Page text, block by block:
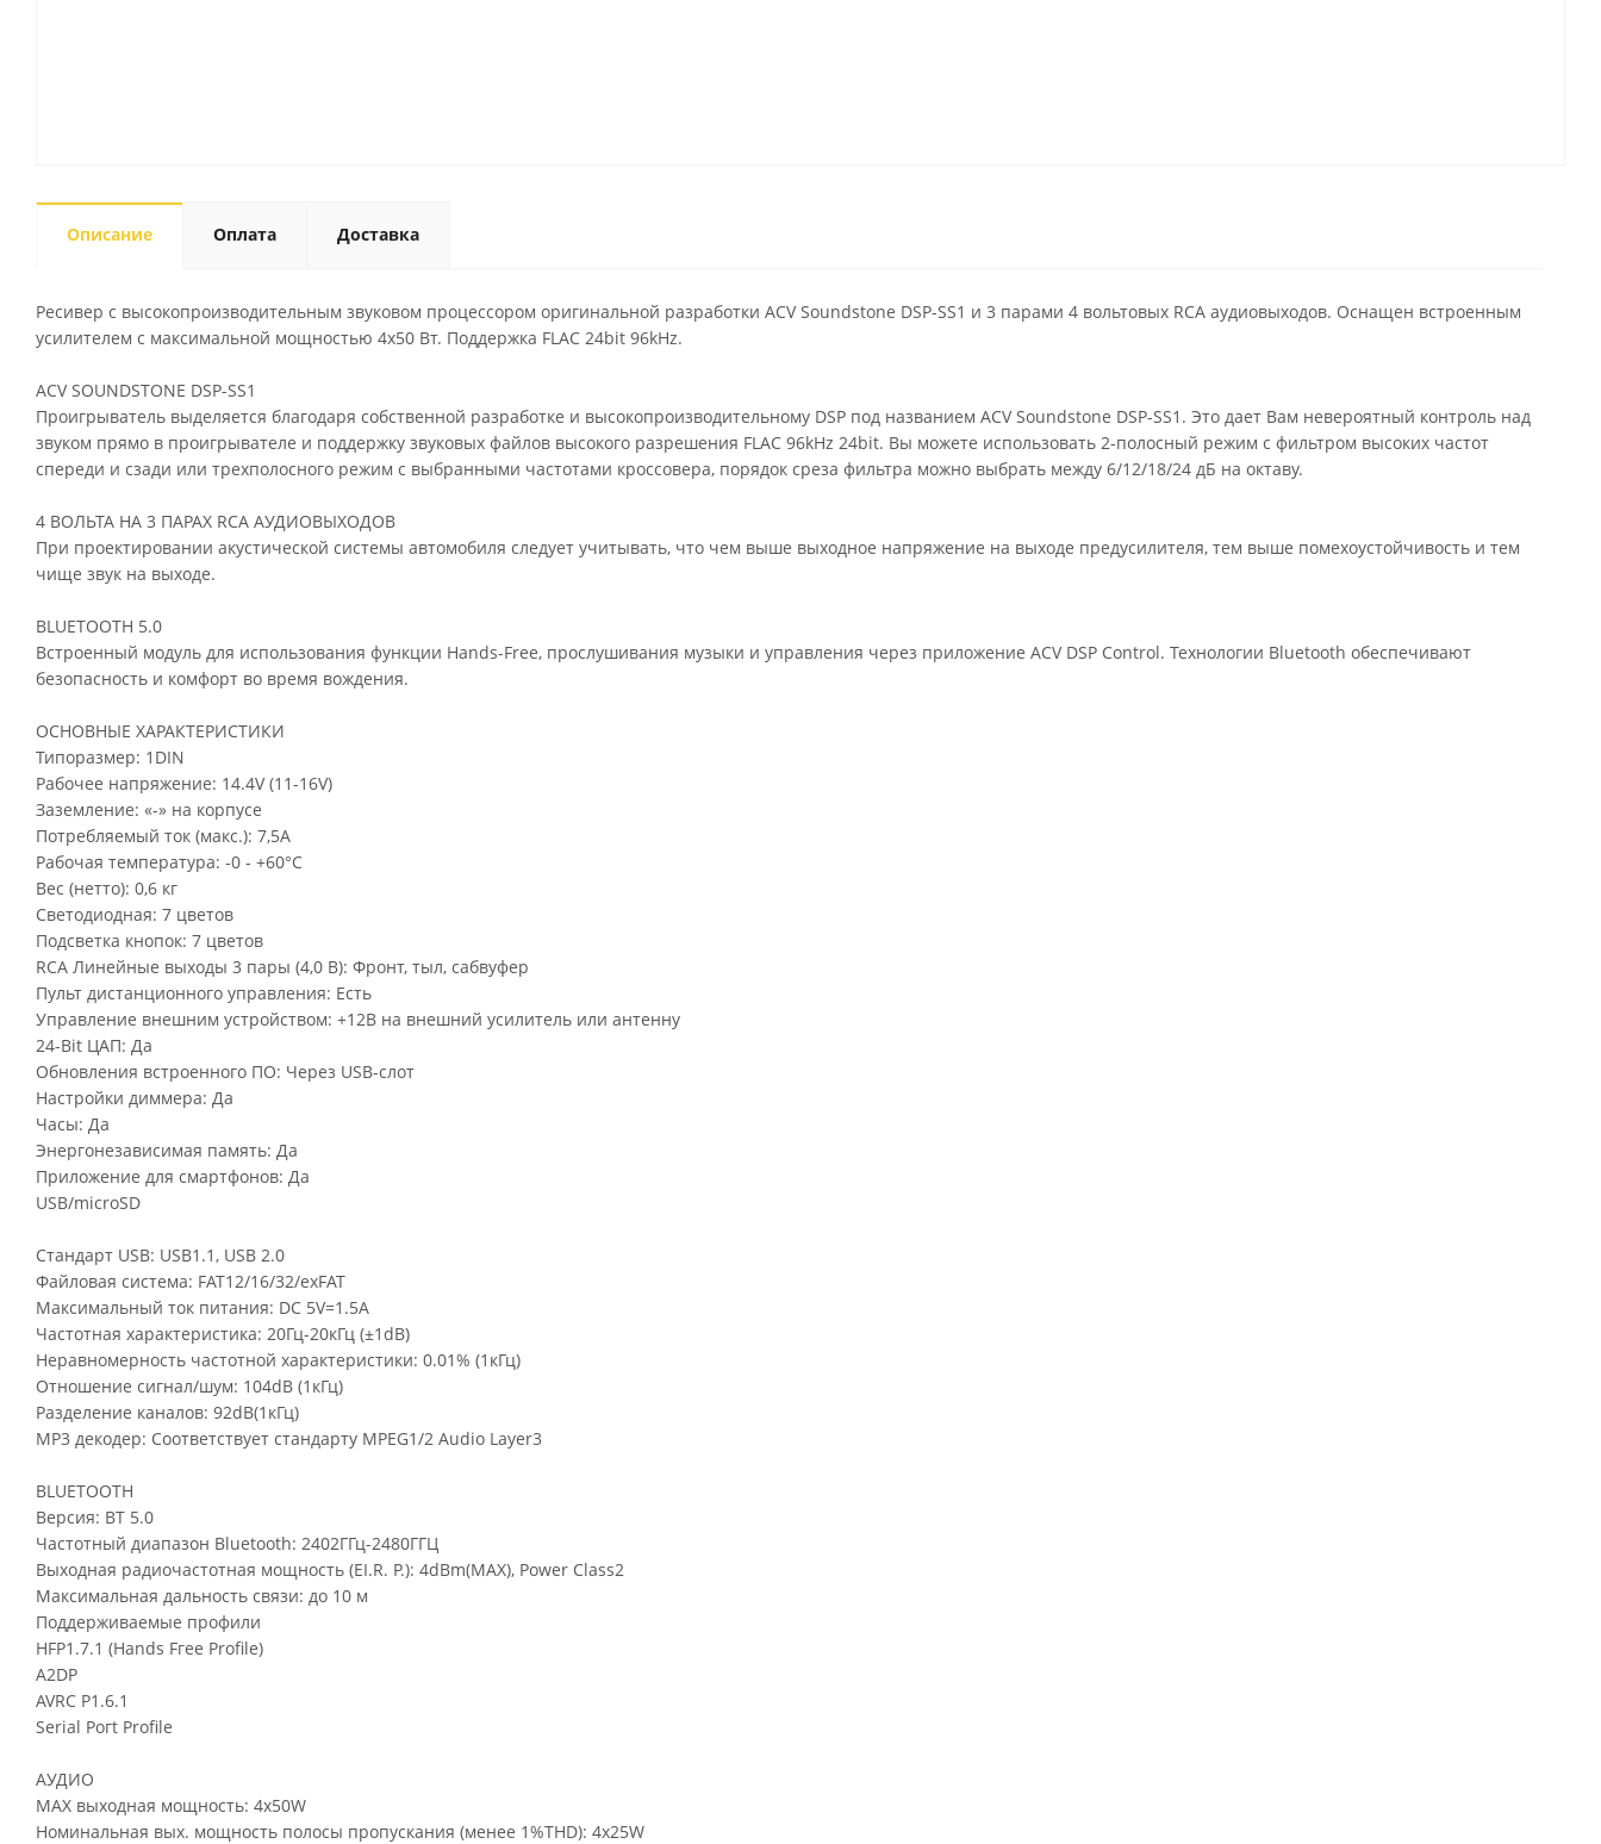
Описание Оплата Доставка
Ресивер с высокопроизводительным звуковом процессором оригинальной разработки ACV Soundstone DSP-SS1 и 3 парами 4 вольтовых RCA аудиовыходов. Оснащен встроенным
усилителем с максимальной мощностью 4х50 Вт. Поддержка FLAC 24bit 96kHz.
ACV SOUNDSTONE DSP-SS1
Проигрыватель выделяется благодаря собственной разработке и высокопроизводительному DSP под названием ACV Soundstone DSP-SS1. Это дает Вам невероятный контроль над
звуком прямо в проигрывателе и поддержку звуковых файлов высокого разрешения FLAC 96kHz 24bit. Вы можете использовать 2-полосный режим с фильтром высоких частот
спереди и сзади или трехполосного режим с выбранными частотами кроссовера, порядок среза фильтра можно выбрать между 6/12/18/24 дБ на октаву.
4 ВОЛЬТА НА 3 ПАРАХ RCA АУДИОВЫХОДОВ
При проектировании акустической системы автомобиля следует учитывать, что чем выше выходное напряжение на выходе предусилителя, тем выше помехоустойчивость и тем
чище звук на выходе.
BLUETOOTH 5.0
Встроенный модуль для использования функции Hands-Free, прослушивания музыки и управления через приложение ACV DSP Control. Технологии Bluetooth обеспечивают
безопасность и комфорт во время вождения.
ОСНОВНЫЕ ХАРАКТЕРИСТИКИ
Типоразмер: 1DIN
Рабочее напряжение: 14.4V (11-16V)
Заземление: «-» на корпусе
Потребляемый ток (макс.): 7,5А
Рабочая температура: -0 - +60°С
Вес (нетто): 0,6 кг
Светодиодная: 7 цветов
Подсветка кнопок: 7 цветов
RCA Линейные выходы 3 пары (4,0 В): Фронт, тыл, сабвуфер
Пульт дистанционного управления: Есть
Управление внешним устройством: +12В на внешний усилитель или антенну
24-Вit ЦАП: Да
Обновления встроенного ПО: Через USB-слот
Настройки диммера: Да
Часы: Да
Энергонезависимая память: Да
Приложение для смартфонов: Да
USB/microSD
Стандарт USB: USB1.1, USB 2.0
Файловая система: FAT12/16/32/exFAT
Максимальный ток питания: DC 5V=1.5A
Частотная характеристика: 20Гц-20кГц (±1dB)
Неравномерность частотной характеристики: 0.01% (1кГц)
Отношение сигнал/шум: 104dB (1кГц)
Разделение каналов: 92dB(1кГц)
МР3 декодер: Соответствует стандарту MPEG1/2 Audio Layer3
BLUETOOTH
Версия: ВТ 5.0
Частотный диапазон Bluetooth: 2402ГГц-2480ГГЦ
Выходная радиочастотная мощность (EI.R. P.): 4dBm(MAX), Power Class2
Максимальная дальность связи: до 10 м
Поддерживаемые профили
HFP1.7.1 (Hands Fгее Profile)
A2DP
AVRC P1.6.1
Serial Рогt Profile
АУДИО
МАХ выходная мощность: 4x50W
Номинальная вых. мощность полосы пропускания (менее 1%THD): 4x25W